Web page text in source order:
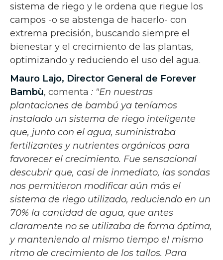
sistema de riego y le ordena que riegue los
campos -o se abstenga de hacerlo- con
extrema precisión, buscando siempre el
bienestar y el crecimiento de las plantas,
optimizando y reduciendo el uso del agua.
Mauro Lajo, Director General de Forever
Bambù, comenta : "En nuestras
plantaciones de bambú ya teníamos
instalado un sistema de riego inteligente
que, junto con el agua, suministraba
fertilizantes y nutrientes orgánicos para
favorecer el crecimiento. Fue sensacional
descubrir que, casi de inmediato, las sondas
nos permitieron modificar aún más el
sistema de riego utilizado, reduciendo en un
70% la cantidad de agua, que antes
claramente no se utilizaba de forma óptima,
y manteniendo al mismo tiempo el mismo
ritmo de crecimiento de los tallos. Para